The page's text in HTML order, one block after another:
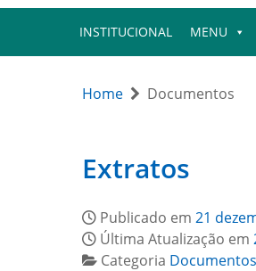
INSTITUCIONAL MENU
Home Documentos
Extratos
Publicado em 21
Última Atualização em
Categoria Documentos